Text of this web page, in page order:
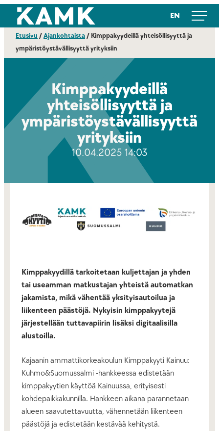
Siirry
suoraan
sisältöön
Kajaanin ammattikorkeakoulu EN
Etusivu /Ajankohtaista/ Kimppakyydeillä yhteisöllisyyttä ja
ympäristöystävällisyyttä yrityksiin
Kimppakyydeillä
yhteisöllisyyttä ja
ympäristöystävällisyyttä
yrityksiin
10.04.2025 14:03
Kimppakyydillä tarkoitetaan kuljettajan ja yhden
tai useamman matkustajan yhteistä automatkan
jakamista, mikä vähentää yksityisautoilua ja
liikenteen päästöjä. Nykyisin kimppakyytejä
järjestellään tuttavapiirin lisäksi digitaalisilla
alustoilla.
Kajaanin ammattikorkeakoulun Kimppakyyti Kainuu:
Kuhmo&Suomussalmi -hankkeessa edistetään
kimppakyytien käyttöä Kainuussa, erityisesti
kohdepaikkakunnilla. Hankkeen aikana parannetaan
alueen saavutettavuutta, vähennetään liikenteen
päästöjä ja edistetään kestävää kehitystä.